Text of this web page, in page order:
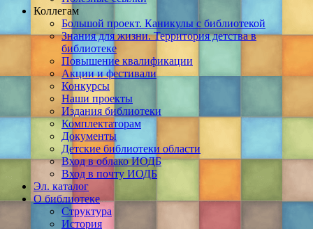
Коллегам
Большой проект. Каникулы с библиотекой
Знания для жизни. Территория детства в
библиотеке
Повышение квалификации
Акции и фестивали
Конкурсы
Наши проекты
Издания библиотеки
Комплектаторам
Документы
Детские библиотеки области
Вход в облако ИОДБ
Вход в почту ИОДБ
Эл. каталог
О библиотеке
Структура
История